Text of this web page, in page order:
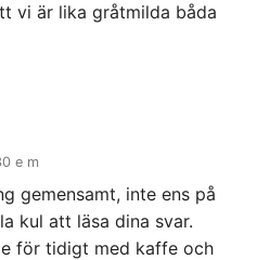
vi är lika gråtmilda båda
e m
gemensamt, inte ens på
kul att läsa dina svar.
för tidigt med kaffe och